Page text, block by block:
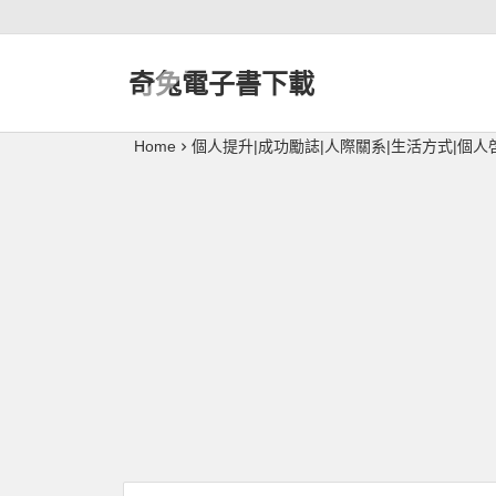
奇兔電子書下載
Home 個人提升|成功勵誌|人際關系|生活方式|個人